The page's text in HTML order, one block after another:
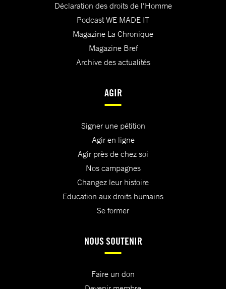
Déclaration des droits de l'Homme
Podcast WE MADE IT
Magazine La Chronique
Magazine Bref
Archive des actualités
AGIR
Signer une pétition
Agir en ligne
Agir près de chez soi
Nos campagnes
Changez leur histoire
Education aux droits humains
Se former
NOUS SOUTENIR
Faire un don